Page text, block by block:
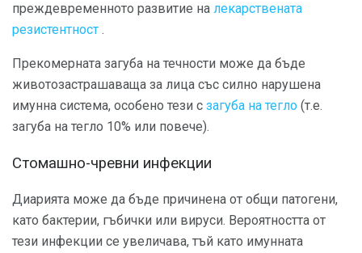
преждевременното развитие на лекарствената
резистентност .
Прекомерната загуба на течности може да бъде
животозастрашаваща за лица със силно нарушена
имунна система, особено тези с загуба на тегло (т.е.
загуба на тегло 10% или повече).
Стомашно-чревни инфекции
Диарията може да бъде причинена от общи патогени,
като бактерии, гъбички или вируси. Вероятността от
тези инфекции се увеличава, тъй като имунната